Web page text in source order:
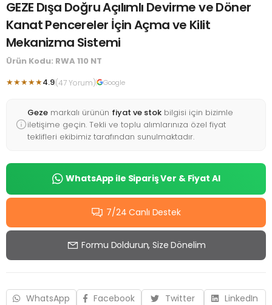
GEZE Dışa Doğru Açılımlı Devirme ve Döner
Kanat Pencereler İçin Açma ve Kilit
Mekanizma Sistemi
Ürün Kodu: RWA 110 NT
★★★★★4.9(47 Yorum) Google
Geze markalı ürünün fiyat ve stok bilgisi için bizimle
iletişime geçin. Tekli ve toplu alımlarınıza özel fiyat
teklifleri ekibimiz tarafından sunulmaktadır.
WhatsApp ile Sipariş Ver & Fiyat Al
7/24 Canlı Destek
Formu Doldurun, Size Dönelim
WhatsApp Facebook Twitter
LinkedIn